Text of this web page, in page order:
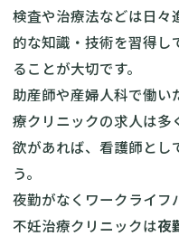
検査や治療法などは日々
的な知識・技術を習得し
ることが大切です。
助産師や産婦人科で働い
療クリニックの求人は多
欲があれば、看護師とし
う。
夜勤がなくワークライフ
不妊治療クリニックは夜